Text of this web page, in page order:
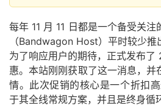
每年 11 月 11 日都是一个备受关
（Bandwagon Host）平时较少
为了响应用户的期待，正式发布
惠。本站刚刚获取了这一消息，并
情。此次促销的核心是一个折扣
于其全线常规方案，并且是终身循